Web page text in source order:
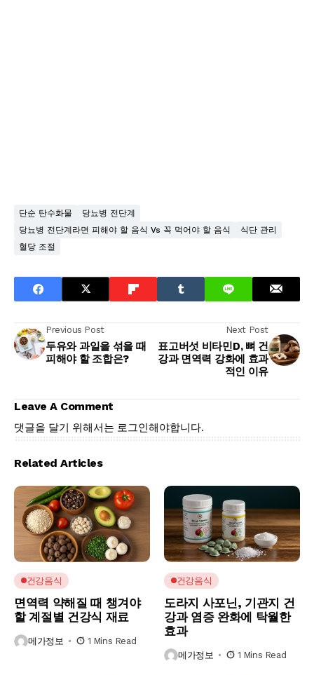
단순 탄수화물
당뇨병 전단계
당뇨병 전단계라면 피해야 할 음식 Vs 꼭 먹어야 할 음식
식단 관리
혈당 조절
Previous Post
두유와 과일을 섞을 때
피해야 할 조합은?
Next Post
표고버섯 비타민D, 뼈 건
강과 면역력 강화에 효과
적인 이유
Leave A Comment
댓글을 달기 위해서는 로그인해야합니다.
Related Articles
건강음식
면역력 약해질 때 챙겨야
할 계절별 건강식 재료
메가정보 1 Mins Read
건강음식
도라지 사포닌, 기관지 건
강과 염증 완화에 탁월한
효과
메가정보 1 Mins Read